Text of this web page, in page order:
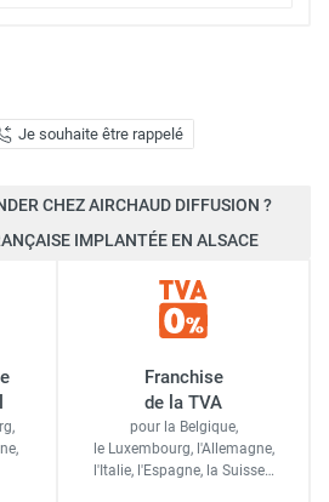
Je souhaite être rappelé
CHEZ AIRCHAUD DIFFUSION ?
IMPLANTÉE EN ALSACE
Franchise
de la TVA
pour la Belgique,
le Luxembourg, l'Allemagne,
l'Italie, l'Espagne, la Suisse…